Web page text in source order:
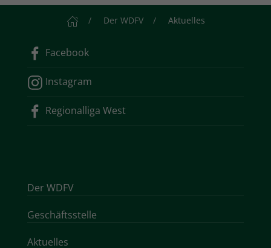
StartseiteDer WDFV Aktuelles
Facebook
Instagram
Regionalliga West
Der WDFV
Geschäftsstelle
Aktuelles